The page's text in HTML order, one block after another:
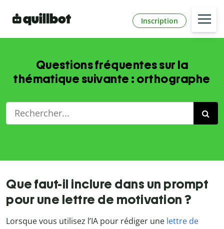
Inscription
Questions fréquentes sur la
thématique suivante : orthographe
Que faut-il inclure dans un prompt
pour une lettre de motivation ?
Lorsque vous utilisez l’IA pour rédiger une lettre de